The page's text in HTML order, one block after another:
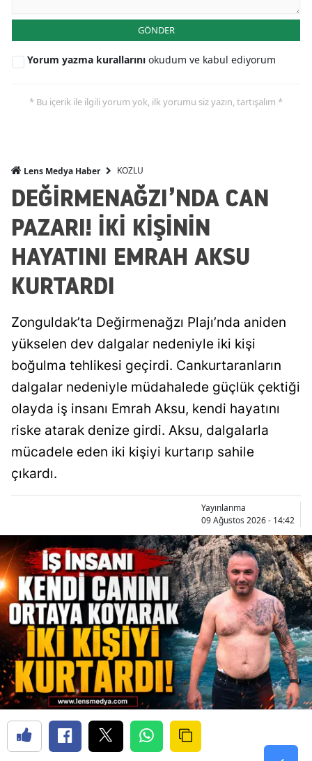
GÖNDER
Yorum yazma kurallarını okudum ve kabul ediyorum
* Bu içerik ile ilgili yorum yok, ilk yorumu siz yazın, tartışalım *
Lens Medya Haber KOZLU
DEĞİRMENAĞZI’NDA CAN
PAZARI! İKİ KİŞİNİN
HAYATINI EMRAH AKSU
KURTARDI
Zonguldak’ta Değirmenağzı Plajı’nda aniden
yükselen dev dalgalar nedeniyle iki kişi
boğulma tehlikesi geçirdi. Cankurtaranların
dalgalar nedeniyle müdahalede güçlük çektiği
olayda iş insanı Emrah Aksu, kendi hayatını
riske atarak denize girdi. Aksu, dalgalarla
mücadele eden iki kişiyi kurtarıp sahile
çıkardı.
Yayınlanma
09 Ağustos 2026 - 14:42